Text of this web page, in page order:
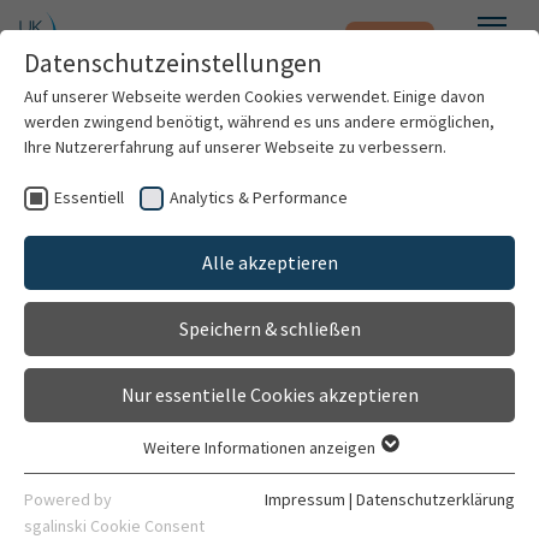
Zum Hauptinhalt springen Notfall
Patienten & Besucher
Kliniken & Institute
Forschung
Karriere
Dr. Michael Persicke
E-Mail schreiben
Datenschutzeinstellungen
Auf unserer Webseite werden Cookies verwendet. Einige davon
werden zwingend benötigt, während es uns andere ermöglichen,
Ihre Nutzererfahrung auf unserer Webseite zu verbessern.
Essentiell Analytics & Performance
Alle akzeptieren
Speichern & schließen
Nur essentielle Cookies akzeptieren
Essentielle Cookies werden für grundlegende Funktionen der
Webseite benötigt. Dadurch ist gewährleistet, dass die
Weitere Informationen anzeigen
Powered by
sgalinski Cookie Consent
Impressum | Datenschutzerklärung